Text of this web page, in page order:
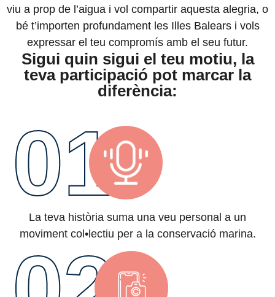
viu a prop de l’aigua i vol compartir aquesta alegria, o
bé t’importen profundament les Illes Balears i vols
expressar el teu compromís amb el seu futur.
Sigui quin sigui el teu motiu, la
teva participació pot marcar la
diferència:
01
La teva història suma una veu personal a un
moviment col•lectiu per a la conservació marina.